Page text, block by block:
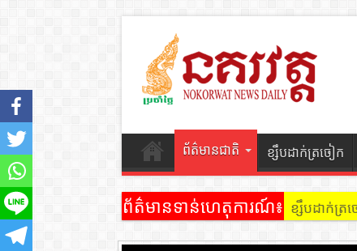
ព័ត៌មានជាតិ ខ្សឹបដាក់ត្រចៀក
ព័ត៌មានទាន់ហេតុការណ៍៖ ខ្សឹបដាក់ត្